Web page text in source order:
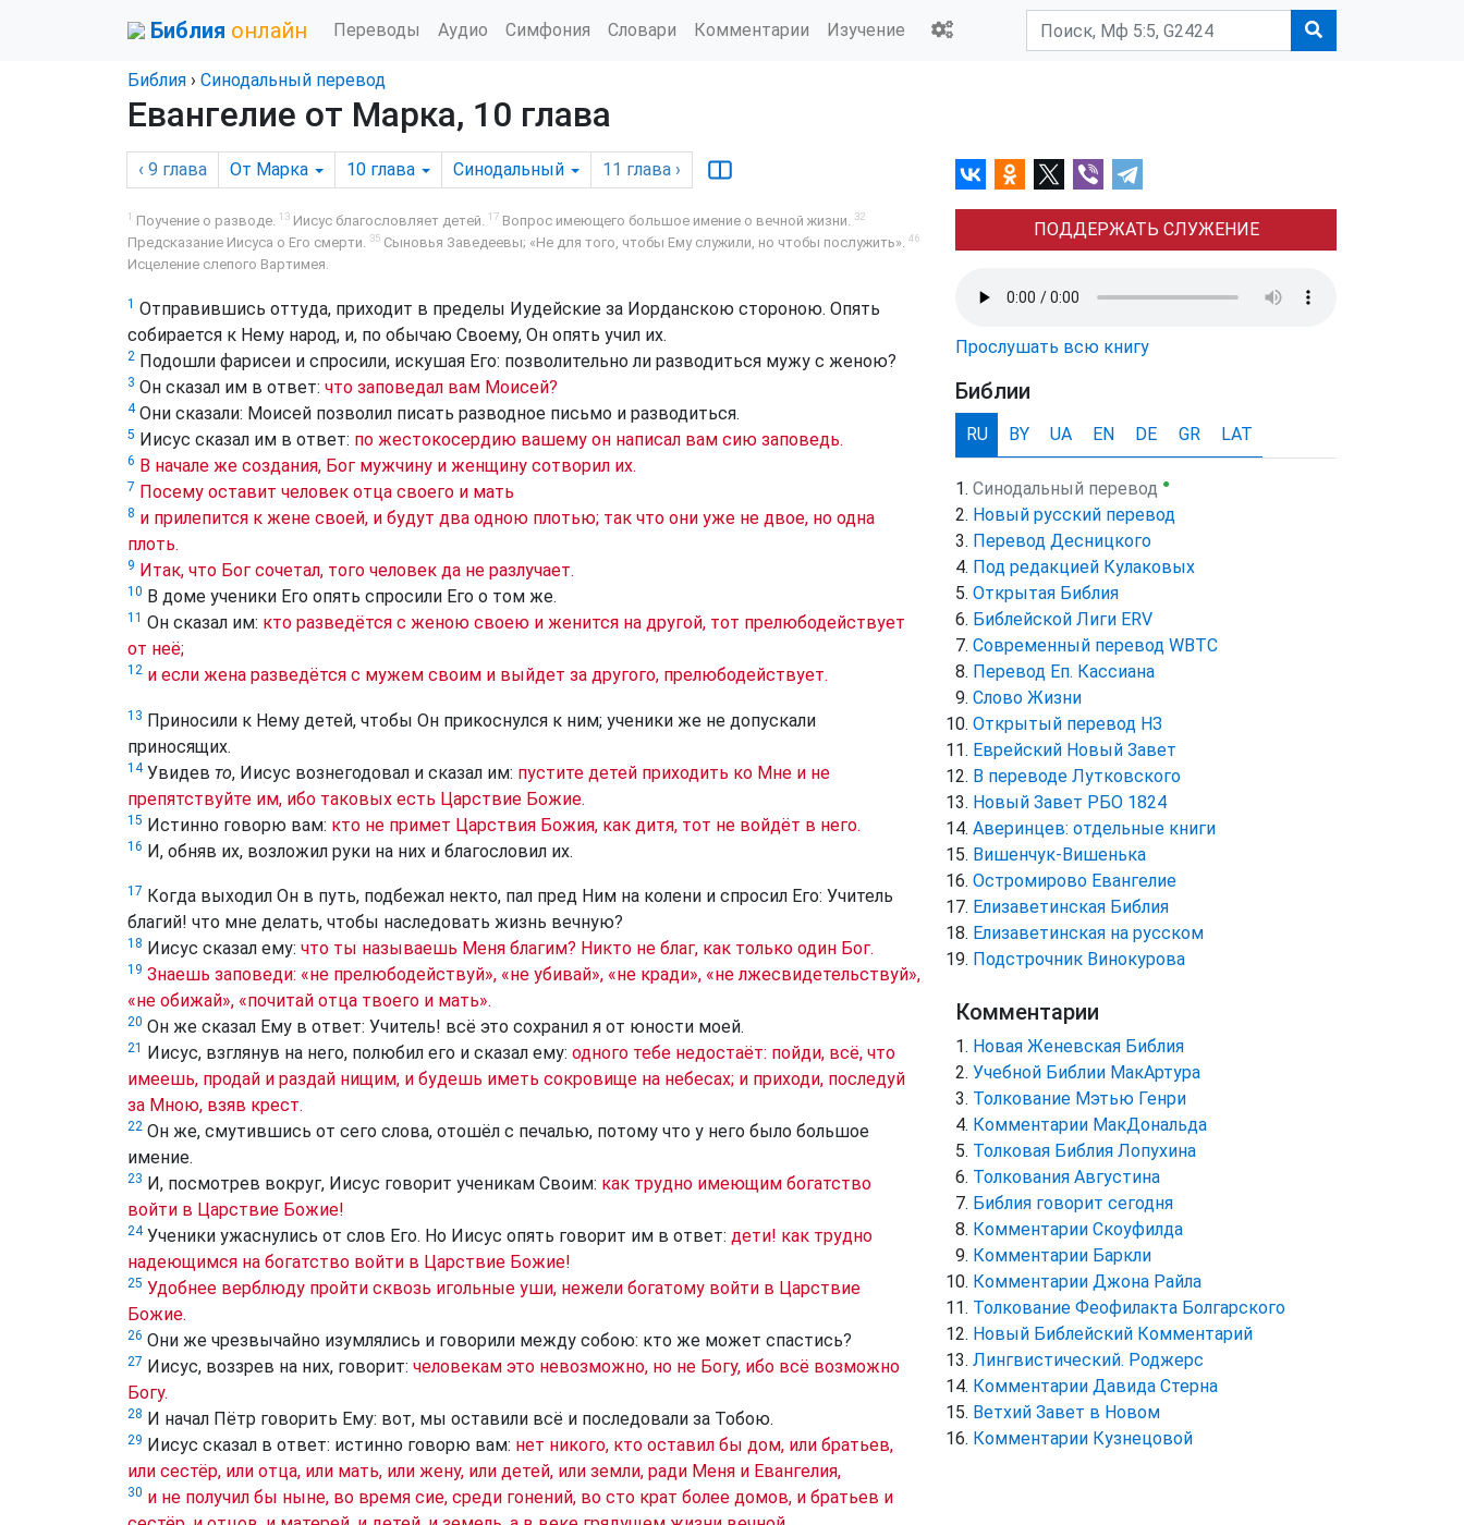
Библия онлайн Переводы Аудио Симфония Словари Комментарии Изучение
Библия › Синодальный перевод
Евангелие от Марка, 10 глава
‹ 9 глава От Марка 10 глава Синодальный 11 глава ›
1 Поучение о разводе. 13 Иисус благословляет детей. 17 Вопрос имеющего большое имение о вечной жизни. 32
Предсказание Иисуса о Его смерти. 35 Сыновья Заведеевы; «Не для того, чтобы Ему служили, но чтобы послужить». 46
Исцеление слепого Вартимея.
1 Отправившись оттуда, приходит в пределы Иудейские за Иорданскою стороною. Опять
собирается к Нему народ, и, по обычаю Своему, Он опять учил их.
2 Подошли фарисеи и спросили, искушая Его: позволительно ли разводиться мужу с женою?
3 Он сказал им в ответ: что заповедал вам Моисей?
4Они сказали: Моисей позволил писать разводное письмо и разводиться.
5 Иисус сказал им в ответ: по жестокосердию вашему он написал вам сию заповедь.
6 В начале же создания, Бог мужчину и женщину сотворил их.
7 Посему оставит человек отца своего и мать
8 и прилепится к жене своей, и будут два одною плотью; так что они уже не двое, но одна
плоть.
9 Итак, что Бог сочетал, того человек да не разлучает.
10 В доме ученики Его опять спросили Его о том же.
11 Он сказал им: кто разведётся с женою своею и женится на другой, тот прелюбодействует
от неё;
12 и если жена разведётся с мужем своим и выйдет за другого, прелюбодействует.
13 Приносили к Нему детей, чтобы Он прикоснулся к ним; ученики же не допускали
приносящих.
14Увидев то, Иисус вознегодовал и сказал им: пустите детей приходить ко Мне и не
препятствуйте им, ибо таковых есть Царствие Божие.
15 Истинно говорю вам: кто не примет Царствия Божия, как дитя, тот не войдёт в него.
16 И, обняв их, возложил руки на них и благословил их.
17 Когда выходил Он в путь, подбежал некто, пал пред Ним на колени и спросил Его: Учитель
благий! что мне делать, чтобы наследовать жизнь вечную?
18 Иисус сказал ему: что ты называешь Меня благим? Никто не благ, как только один Бог.
19 Знаешь заповеди: «не прелюбодействуй», «не убивай», «не кради», «не лжесвидетельствуй»,
«не обижай», «почитай отца твоего и мать».
20 Он же сказал Ему в ответ: Учитель! всё это сохранил я от юности моей.
21 Иисус, взглянув на него, полюбил его и сказал ему: одного тебе недостаёт: пойди, всё, что
имеешь, продай и раздай нищим, и будешь иметь сокровище на небесах; и приходи, последуй
за Мною, взяв крест.
22 Он же, смутившись от сего слова, отошёл с печалью, потому что у него было большое
имение.
23 И, посмотрев вокруг, Иисус говорит ученикам Своим: как трудно имеющим богатство
войти в Царствие Божие!
24Ученики ужаснулись от слов Его. Но Иисус опять говорит им в ответ: дети! как трудно
надеющимся на богатство войти в Царствие Божие!
25 Удобнее верблюду пройти сквозь игольные уши, нежели богатому войти в Царствие
Божие.
26 Они же чрезвычайно изумлялись и говорили между собою: кто же может спастись?
27 Иисус, воззрев на них, говорит: человекам это невозможно, но не Богу, ибо всё возможно
Богу.
28 И начал Пётр говорить Ему: вот, мы оставили всё и последовали за Тобою.
29 Иисус сказал в ответ: истинно говорю вам: нет никого, кто оставил бы дом, или братьев,
или сестёр, или отца, или мать, или жену, или детей, или земли, ради Меня и Евангелия,
30 и не получил бы ныне, во время сие, среди гонений, во сто крат более домов, и братьев и
ПОДДЕРЖАТЬ СЛУЖЕНИЕ
Прослушать всю книгу
Библии
RU BY UA EN DE GR LAT
Синодальный перевод ●
Новый русский перевод
Перевод Десницкого
Под редакцией Кулаковых
Открытая Библия
Библейской Лиги ERV
Cовременный перевод WBTC
Перевод Еп. Кассиана
Слово Жизни
Открытый перевод НЗ
Еврейский Новый Завет
В переводе Лутковского
Новый Завет РБО 1824
Аверинцев: отдельные книги
Вишенчук-Вишенька
Остромирово Евангелие
Елизаветинская Библия
Елизаветинская на русском
Подстрочник Винокурова
Комментарии
Новая Женевская Библия
Учебной Библии МакАртура
Толкование Мэтью Генри
Комментарии МакДональда
Толковая Библия Лопухина
Толкования Августина
Библия говорит сегодня
Комментарии Скоуфилда
Комментарии Баркли
Комментарии Джона Райла
Толкование Феофилакта Болгарского
Новый Библейский Комментарий
Лингвистический. Роджерс
Комментарии Давида Стерна
Ветхий Завет в Новом
Комментарии Кузнецовой